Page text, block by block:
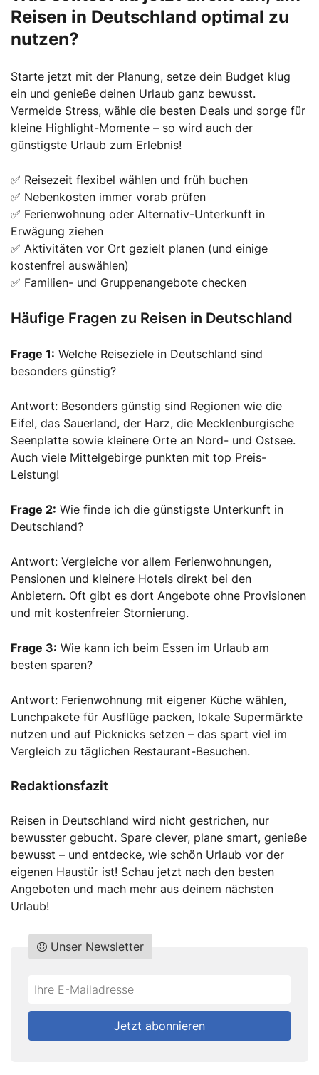
Reisen in Deutschland optimal zu
nutzen?
Starte jetzt mit der Planung, setze dein Budget klug
ein und genieße deinen Urlaub ganz bewusst.
Vermeide Stress, wähle die besten Deals und sorge für
kleine Highlight-Momente – so wird auch der
günstigste Urlaub zum Erlebnis!
✅ Reisezeit flexibel wählen und früh buchen
✅ Nebenkosten immer vorab prüfen
✅ Ferienwohnung oder Alternativ-Unterkunft in
Erwägung ziehen
✅ Aktivitäten vor Ort gezielt planen (und einige
kostenfrei auswählen)
✅ Familien- und Gruppenangebote checken
Häufige Fragen zu Reisen in Deutschland
Frage 1: Welche Reiseziele in Deutschland sind
besonders günstig?
Antwort: Besonders günstig sind Regionen wie die
Eifel, das Sauerland, der Harz, die Mecklenburgische
Seenplatte sowie kleinere Orte an Nord- und Ostsee.
Auch viele Mittelgebirge punkten mit top Preis-
Leistung!
Frage 2: Wie finde ich die günstigste Unterkunft in
Deutschland?
Antwort: Vergleiche vor allem Ferienwohnungen,
Pensionen und kleinere Hotels direkt bei den
Anbietern. Oft gibt es dort Angebote ohne Provisionen
und mit kostenfreier Stornierung.
Frage 3: Wie kann ich beim Essen im Urlaub am
besten sparen?
Antwort: Ferienwohnung mit eigener Küche wählen,
Lunchpakete für Ausflüge packen, lokale Supermärkte
nutzen und auf Picknicks setzen – das spart viel im
Vergleich zu täglichen Restaurant-Besuchen.
Redaktionsfazit
Reisen in Deutschland wird nicht gestrichen, nur
bewusster gebucht. Spare clever, plane smart, genieße
bewusst – und entdecke, wie schön Urlaub vor der
eigenen Haustür ist! Schau jetzt nach den besten
Angeboten und mach mehr aus deinem nächsten
Urlaub!
Do
fill
Unser Newsletter
*Ihre
Mailadresse:
Jetzt abonnieren